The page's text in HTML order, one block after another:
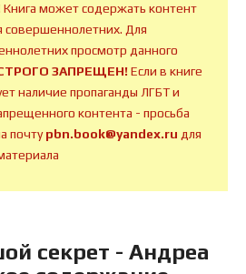
может содержать контент
совершеннолетних. Для
просмотр данного
ЗАПРЕЩЕН!Если в книге
наличие пропаганды ЛГБТ и
контента - просьба
почтуpbn.book@yandex.ru для
секрет - Андреа